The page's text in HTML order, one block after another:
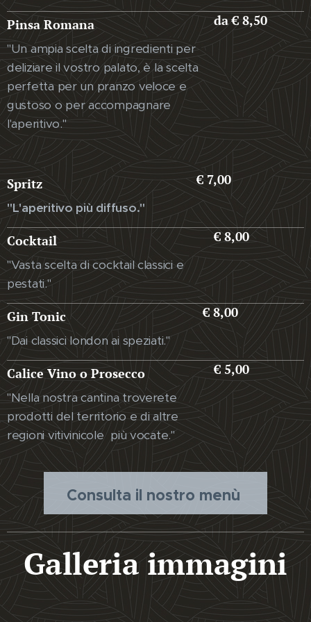
Pinsa Romana
"Un ampia scelta di ingredienti per
deliziare il vostro palato, è la scelta
perfetta per un pranzo veloce e
gustoso o per accompagnare
l'aperitivo."
da € 8,50
Spritz
"L'aperitivo più diffuso."
€ 7,00
Cocktail
"Vasta scelta di cocktail classici e
pestati."
€ 8,00
Gin Tonic
"Dai classici london ai speziati."
€ 8,00
Calice Vino o Prosecco
"Nella nostra cantina troverete
prodotti del territorio e di altre
regioni vitivinicole più vocate."
€ 5,00
Consulta il nostro menù
Galleria immagini